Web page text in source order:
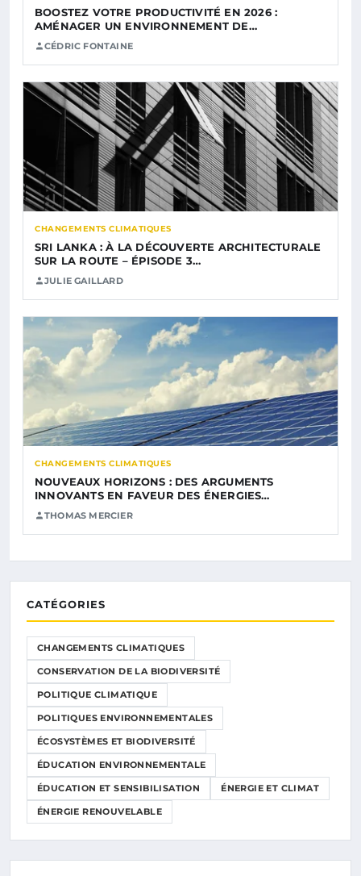
BOOSTEZ VOTRE PRODUCTIVITÉ EN 2026 :
AMÉNAGER UN ENVIRONNEMENT DE…
CÉDRIC FONTAINE
CHANGEMENTS CLIMATIQUES
SRI LANKA : À LA DÉCOUVERTE ARCHITECTURALE
SUR LA ROUTE – ÉPISODE 3…
JULIE GAILLARD
CHANGEMENTS CLIMATIQUES
NOUVEAUX HORIZONS : DES ARGUMENTS
INNOVANTS EN FAVEUR DES ÉNERGIES…
THOMAS MERCIER
CATÉGORIES
CHANGEMENTS CLIMATIQUES
CONSERVATION DE LA BIODIVERSITÉ
POLITIQUE CLIMATIQUE
POLITIQUES ENVIRONNEMENTALES
ÉCOSYSTÈMES ET BIODIVERSITÉ
ÉDUCATION ENVIRONNEMENTALE
ÉDUCATION ET SENSIBILISATION ÉNERGIE ET CLIMAT
ÉNERGIE RENOUVELABLE